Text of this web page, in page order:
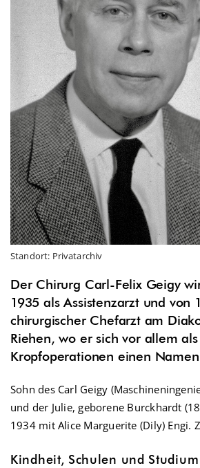
Standort: Privatarchiv
Der Chirurg Carl-Felix Geigy
1 935 als Assistenzarzt und von 1
chirurgischer Chefarzt am
Riehen, wo er sich vor allem
Kropfoperationen einen
Sohn des Carl Geigy
und der Julie, geborene Burckhardt
1934 mit Alice Marguerite (Dily) Engi.
Kindheit, Schulen und Studium